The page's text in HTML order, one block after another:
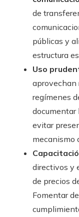
de
públicas y
estructura
Uso
aprovechan
regímenes
documentar
evitar
mecanismo
directivos y
de precios
Fomentar